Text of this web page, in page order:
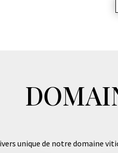
unique de notre domaine